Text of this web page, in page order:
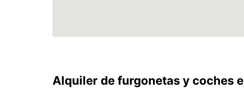
Alquiler de furgonetas y coches